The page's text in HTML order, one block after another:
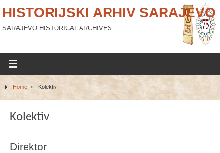
HISTORIJSKI ARHIV SARAJEVO
SARAJEVO HISTORICAL ARCHIVES
Home » Kolektiv
Kolektiv
Direktor